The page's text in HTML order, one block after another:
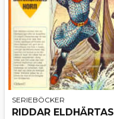
SERIEBÖCKER
RIDDAR ELDHÄRTAS